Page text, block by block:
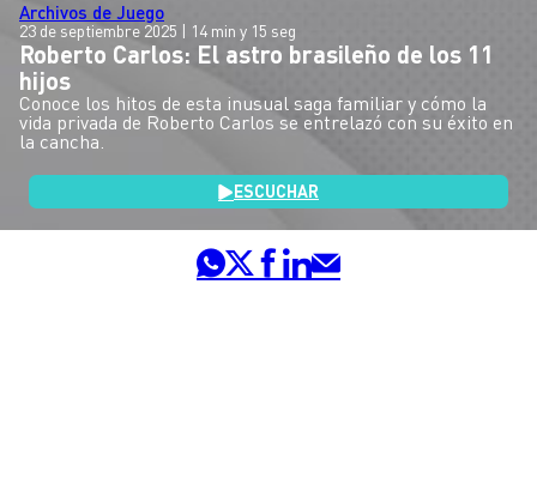
Archivos de Juego
23 de septiembre 2025 | 14 min y 15 seg
Roberto Carlos: El astro brasileño de los 11
hijos
Conoce los hitos de esta inusual saga familiar y cómo la
vida privada de Roberto Carlos se entrelazó con su éxito en
la cancha.
ESCUCHAR